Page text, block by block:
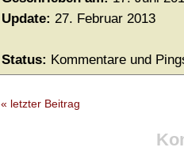
Update: 27. Februar 2013
Status: Kommentare und
« letzter Beitrag